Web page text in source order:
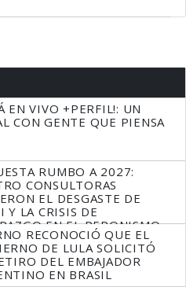
EN VIVO +PERFIL!: UN
CON GENTE QUE PIENSA
RUMBO A 2027:
CONSULTORAS
EL DESGASTE DE
Y LA CRISIS DE
EN EL PERONISMO
RECONOCIÓ QUE EL
DE LULA SOLICITÓ
DEL EMBAJADOR
EN BRASIL